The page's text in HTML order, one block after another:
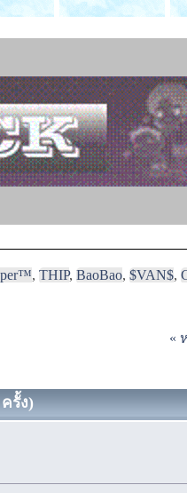
,THIP,BaoBao,$VAN$,
«
รั้ง)